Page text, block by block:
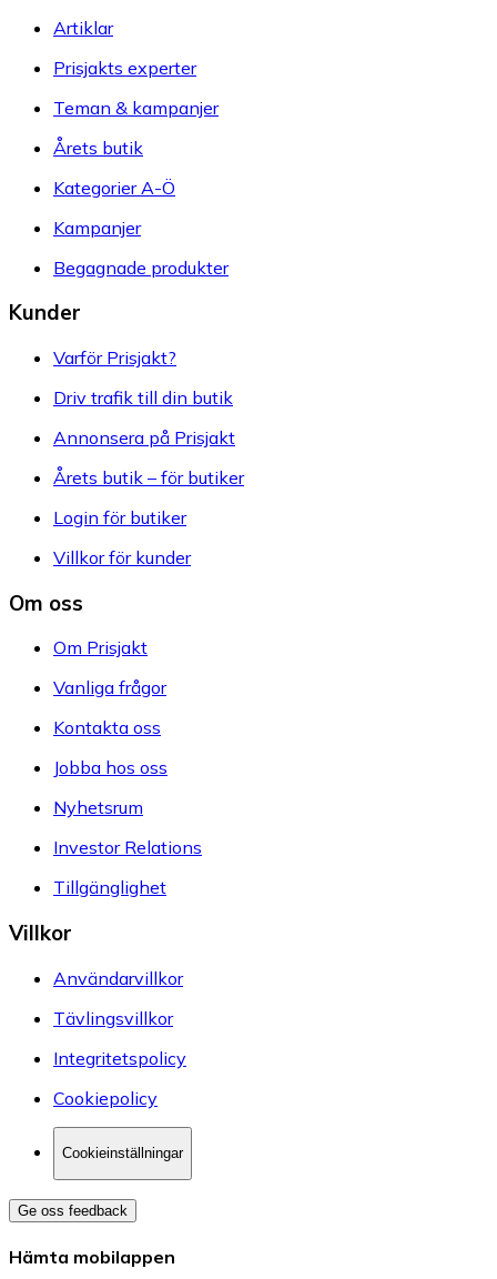
Artiklar
Prisjakts experter
Teman & kampanjer
Årets butik
Kategorier A-Ö
Kampanjer
Begagnade produkter
Kunder
Varför Prisjakt?
Driv trafik till din butik
Annonsera på Prisjakt
Årets butik – för butiker
Login för butiker
Villkor för kunder
Om oss
Om Prisjakt
Vanliga frågor
Kontakta oss
Jobba hos oss
Nyhetsrum
Investor Relations
Tillgänglighet
Villkor
Användarvillkor
Tävlingsvillkor
Integritetspolicy
Cookiepolicy
Cookieinställningar
Ge oss feedback
Hämta mobilappen